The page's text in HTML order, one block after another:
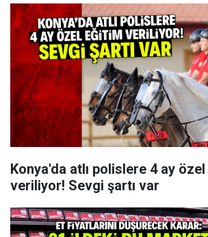
Konya'da atlı polislere 4 ay
veriliyor! Sevgi şartı var